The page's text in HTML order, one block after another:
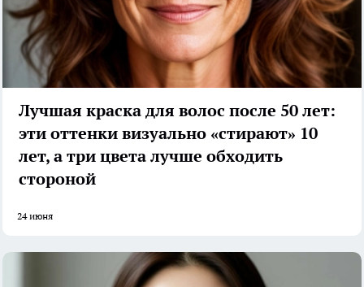
Лучшая краска для волос после 50 лет:
эти оттенки визуально «стирают» 10
лет, а три цвета лучше обходить
стороной
24 июня